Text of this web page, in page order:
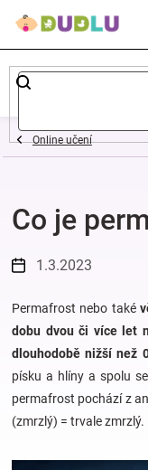
Dětské
a
oblečení
Pokojíček
a
kojenecká
výbava
Online učení
Co je
1.3.2023
Permafrost nebo také
dobu dvou či více let
dlouhodobě nižší než
písku a hlíny a spolu
permafrost pochází z
(zmrzlý) = trvale zmrzlý.